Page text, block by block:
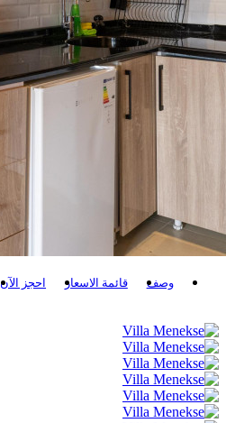
وصف قائمة الاسعار احجز الآن